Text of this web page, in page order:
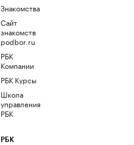
Знакомства
Сайт
знакомств
podbor.ru
РБК
Компании
РБК Курсы
Школа
управления
РБК
РБК